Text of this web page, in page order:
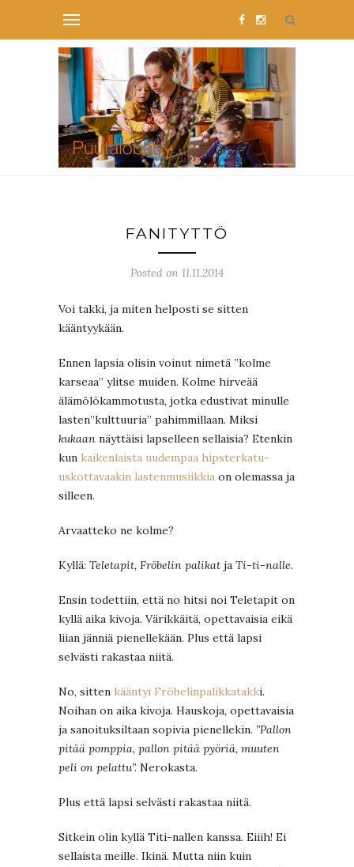
FANITYTTÖ
Posted on 11.11.2014
Voi takki, ja miten helposti se sitten
kääntyykään.
Ennen lapsia olisin voinut nimetä ”kolme
karseaa” ylitse muiden. Kolme hirveää
älämölökammotusta, jotka edustivat minulle
lasten”kulttuuria” pahimmillaan. Miksi
kukaan näyttäisi lapselleen sellaisia? Etenkin
kun kaikenlaista uudempaa hipsterkatu-
uskottavaakin lastenmusiikkia on olemassa ja
silleen.
Arvaatteko ne kolme?
Kyllä: Teletapit, Fröbelin palikat ja Ti-ti-nalle.
Ensin todettiin, että no hitsi noi Teletapit on
kyllä aika kivoja. Värikkäitä, opettavaisia eikä
liian jänniä pienellekään. Plus että lapsi
selvästi rakastaa niitä.
No, sitten kääntyi Fröbelinpalikkatakki.
Noihan on aika kivoja. Hauskoja, opettavaisia
ja sanoituksiltaan sopivia pienellekin. ”Pallon
pitää pomppia, pallon pitää pyöriä, muuten
peli on pelattu”. Nerokasta.
Plus että lapsi selvästi rakastaa niitä.
Sitkein olin kyllä Titi-nallen kanssa. Eiiih! Ei
sellaista meille. Ikinä. Mutta niin kuin